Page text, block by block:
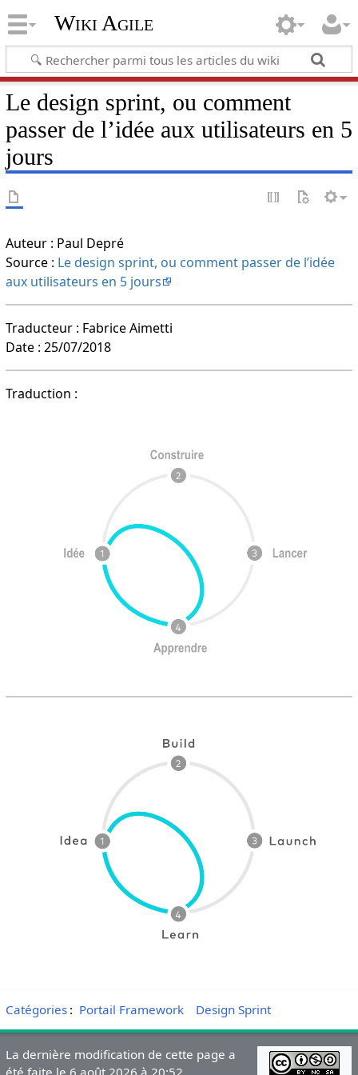
Wiki Agile
Le design sprint, ou comment
passer de l’idée aux utilisateurs en 5
jours
Auteur : Paul Depré
Source : Le design sprint, ou comment passer de l’idée
aux utilisateurs en 5 jours
Traducteur : Fabrice Aimetti
Date : 25/07/2018
Traduction :
Catégories: Portail Framework Design Sprint
La dernière modification de cette page a